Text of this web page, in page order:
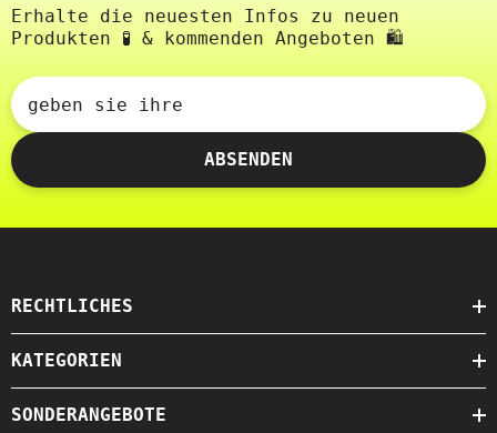
Erhalte die neuesten Infos zu neuen
Produkten 🧪 & kommenden Angeboten 🛍️
geben sie ihre
ABSENDEN
RECHTLICHES
KATEGORIEN
SONDERANGEBOTE